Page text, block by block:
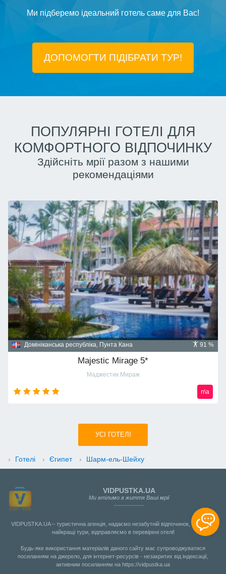
Ми підберемо ідеальний готель саме для Вас!
ДОПОМОГТИ ПІДIБРАТИ ТУР!
ПОПУЛЯРНІ ГОТЕЛІ ДЛЯ
КОМФОРТНОГО ВІДПОЧИНКУ
Здійсніть мрії разом з нашими
рекомендаціями
91 %
Домініканська республіка, Пунта Кана
Majestic Mirage 5*
Маджестик Мираж
n\a
УСI ГОТЕЛІ
› Готелі › Єгипет › Шарм-ель-Шейху
VIDPUSTKA.UA
Ми втілимо в життя Ваші мрії
VIDPUSTKA.UA – туристична агенція, надаємо незабутній відпочинок, шукаємо
найкращі тури, відправляємо в перевірені отелі!
Будь-яке використання матеріалів даного сайту має супроводжуватися
посиланням на джерело, для інтернет-ресурсів - незакритих від індексації,
активним посиланням на https://vidpustka.ua